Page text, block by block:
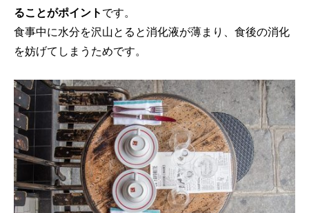
ることがポイント です。
食事中に水分を沢山とると消化液が薄まり、食後の消化
を妨げてしまうためです。